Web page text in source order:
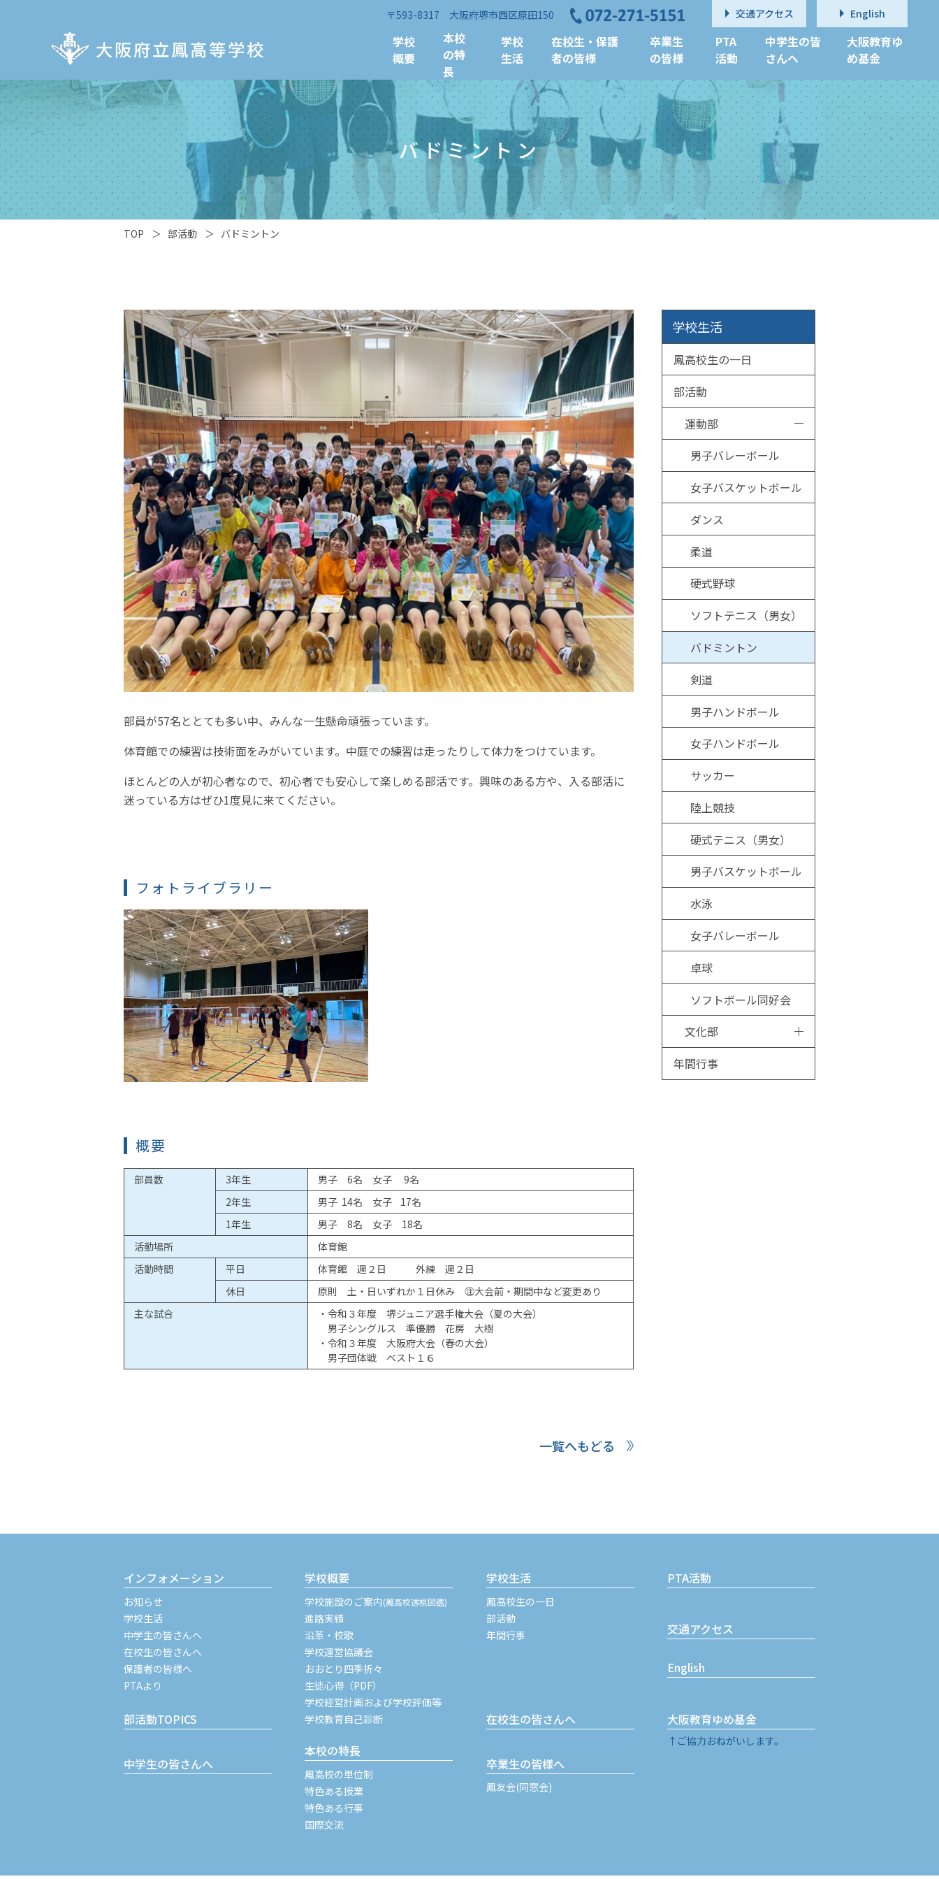
学校
概要
本校
の特
長
学校
生活
在校生・保護
者の皆様
卒業生
の皆様
PTA
活動
中学生の皆
さんへ
大阪教育ゆ
め基金
交通アクセス English
〒593-8317 大阪府堺市西区原田150
バドミントン
TOP ＞ 部活動 ＞ バドミントン
部員が57名ととても多い中、みんな一生懸命頑張っています。
体育館での練習は技術面をみがいています。中庭での練習は走ったりして体力をつけています。
ほとんどの人が初心者なので、初心者でも安心して楽しめる部活です。興味のある方や、入る部活に
迷っている方はぜひ1度見に来てください。
フォトライブラリー
概要
部員数 3年生
男子 6名 女子 9名
2年生
男子 14名 女子 17名
1年生
男子 8名 女子 18名
活動場所
体育館
活動時間
平日
体育館 週２日 外練 週２日
休日
原則 土・日いずれか１日休み ㊟大会前・期間中など変更あり
主な試合
・令和３年度 堺ジュニア選手権大会（夏の大会）
男子シングルス 準優勝 花房 大樹
・令和３年度 大阪府大会（春の大会）
男子団体戦 ベスト１６
一覧へもどる
学校生活
鳳高校生の一日
部活動
運動部
男子バレーボール
女子バスケットボール
ダンス
柔道
硬式野球
ソフトテニス（男女）
バドミントン
剣道
男子ハンドボール
女子ハンドボール
サッカー
陸上競技
硬式テニス（男女）
男子バスケットボール
水泳
女子バレーボール
卓球
ソフトボール同好会
文化部
年間行事
インフォメーション
お知らせ
学校生活
中学生の皆さんへ
在校生の皆さんへ
保護者の皆様へ
PTAより
部活動TOPICS
中学生の皆さんへ
学校概要
学校施設のご案内(鳳高校透視図鑑)
進路実績
沿革・校歌
学校運営協議会
おおとり四季折々
生徒心得（PDF）
学校経営計画および学校評価等
学校教育自己診断
本校の特長
鳳高校の単位制
特色ある授業
特色ある行事
国際交流
学校生活
鳳高校生の一日
部活動
年間行事
在校生の皆さんへ
卒業生の皆様へ
鳳友会(同窓会)
PTA活動
交通アクセス
English
大阪教育ゆめ基金
↑ご協力おねがいします。